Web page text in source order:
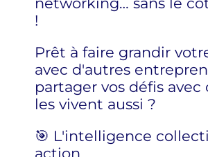
!
Prêt à faire grandir
avec d'autres
partager vos défis avec
les vivent aussi ?
🎯 L'intelligence
action